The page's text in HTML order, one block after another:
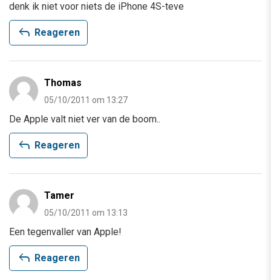
denk ik niet voor niets de iPhone 4S-teve
reply Reageren
Thomas
05/10/2011 om 13:27
De Apple valt niet ver van de boom..
reply Reageren
Tamer
05/10/2011 om 13:13
Een tegenvaller van Apple!
reply Reageren